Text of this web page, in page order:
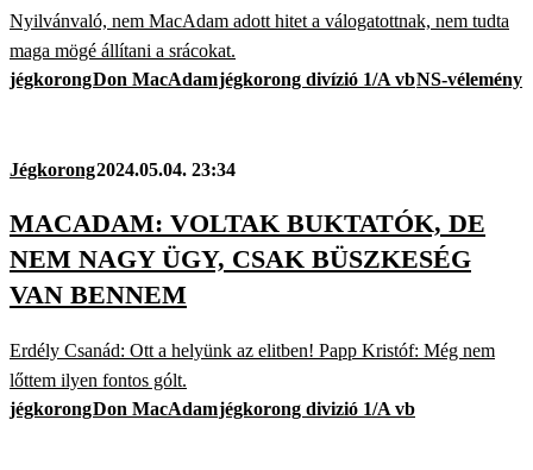
Nyilvánvaló, nem MacAdam adott hitet a váloga­tottnak, nem tudta
maga mögé állítani a srácokat.
jégkorongDon MacAdamjégkorong divízió 1/A vbNS-vélemény
Jégkorong2024.05.04. 23:34
MACADAM: VOLTAK BUKTATÓK, DE
NEM NAGY ÜGY, CSAK BÜSZKESÉG
VAN BENNEM
Erdély Csanád: Ott a helyünk az elitben! Papp Kristóf: Még nem
lőttem ilyen fontos gólt.
jégkorongDon MacAdamjégkorong divizió 1/A vb